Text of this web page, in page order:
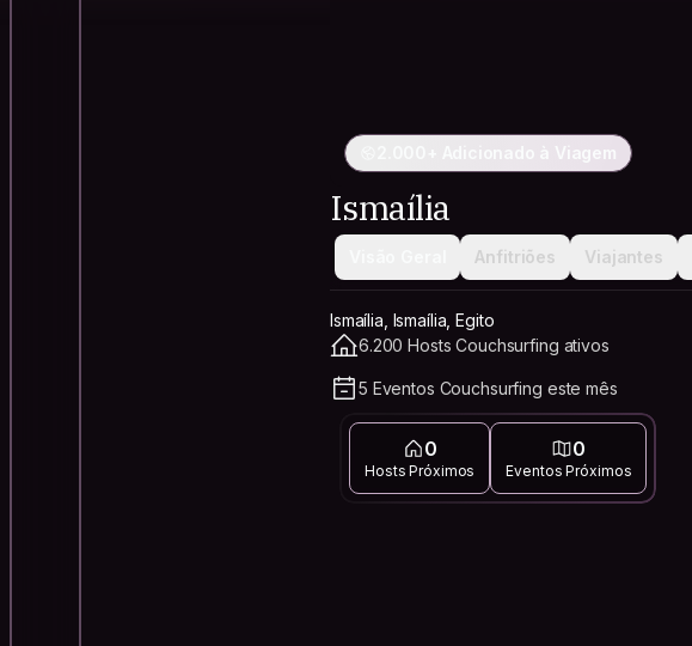
2.000+ Adicionado à Viagem
Ismaília
Anfitriões Viajantes
Ismaília, Ismaília, Egito
6.200 Hosts Couchsurfing ativos
5 Eventos Couchsurfing este mês
0
Hosts Próximos
0
Eventos Próximos